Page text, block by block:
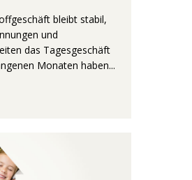
bleibt stabil,
und
das Tagesgeschäft
Monaten haben...